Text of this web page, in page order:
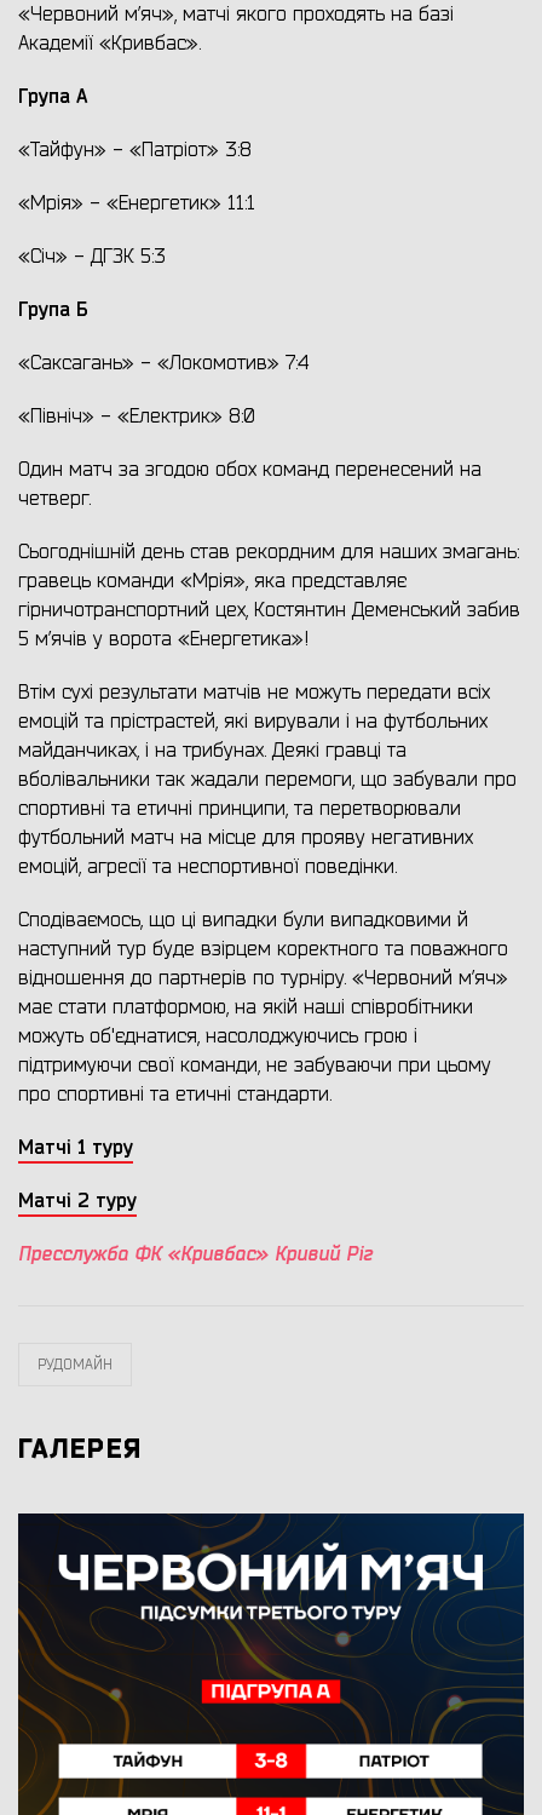
«Червоний м’яч», матчі якого проходять на базі
Академії «Кривбас».
Група А
«Тайфун» - «Патріот» 3:8
«Мрія» - «Енергетик» 11:1
«Січ» - ДГЗК 5:3
Група Б
«Саксагань» - «Локомотив» 7:4
«Північ» - «Електрик» 8:0
Один матч за згодою обох команд перенесений на
четверг.
Сьогоднішній день став рекордним для наших змагань:
гравець команди «Мрія», яка представляє
гірничотранспортний цех, Костянтин Деменський забив
5 м’ячів у ворота «Енергетика»!
Втім сухі результати матчів не можуть передати всіх
емоцій та прістрастей, які вирували і на футбольних
майданчиках, і на трибунах. Деякі гравці та
вболівальники так жадали перемоги, що забували про
спортивні та етичні принципи, та перетворювали
футбольний матч на місце для прояву негативних
емоцій, агресії та неспортивної поведінки.
Сподіваємось, що ці випадки були випадковими й
наступний тур буде взірцем коректного та поважного
відношення до партнерів по турніру. «Червоний м’яч»
має стати платформою, на якій наші співробітники
можуть об'єднатися, насолоджуючись грою і
підтримуючи свої команди, не забуваючи при цьому
про спортивні та етичні стандарти.
Матчі 1 туру
Матчі 2 туру
Пресслужба ФК «Кривбас» Кривий Ріг
РУДОМАЙН
ГАЛЕРЕЯ